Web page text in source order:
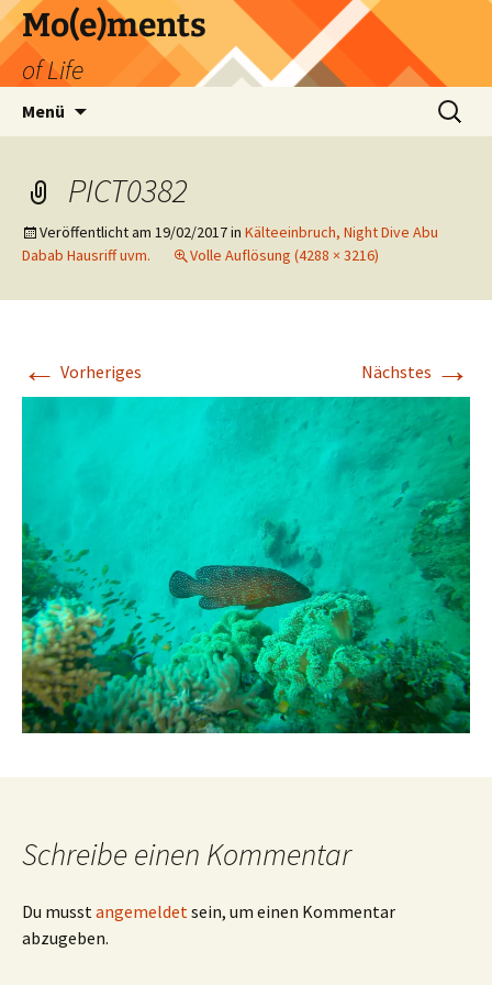
Zum
Inhalt
springen
Mo(e)ments
of Life
Menü
Suchen
nach:
PICT0382
Veröffentlicht am 19/02/2017in Kälteeinbruch, Night Dive Abu
Dabab Hausriff uvm.
Volle Auflösung (4288 × 3216)
← Vorheriges Nächstes →
Schreibe einen Kommentar
Du musstangemeldetsein, um einen Kommentar
abzugeben.